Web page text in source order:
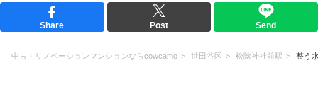
Share Post Send
中古・リノベーションマンションならcowcamo 世田谷区 松陰神社前駅 整う